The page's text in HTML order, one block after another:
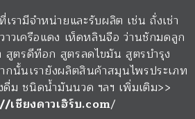
รามีจำหน่ายและรับผลิต เช่น ถั่งเช่า
าวเครือแดง เห็ดหลินจือ ว่านชักมดลูก
สูตรดีท๊อก สูตรลดไขมัน สูตรบำรุง
นั้นเรายังผลิตสินค้าสมุนไพรประเภท
ม ชนิดน้ำมันนวด ฯลฯ เพิ่มเติม>>
ชียงดาวเฮิร์บ.com/